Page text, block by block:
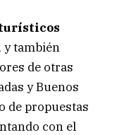
, y también
de otras
y Buenos
de propuestas
con el